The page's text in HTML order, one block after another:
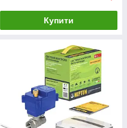
Купити